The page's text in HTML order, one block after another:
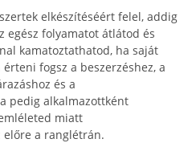
elkészítéséért felel, addig
egész folyamatot átlátod és
kamatoztathatod, ha saját
fogsz a beszerzéshez, a
és a
pedig alkalmazottként
miatt
előre a ranglétrán.